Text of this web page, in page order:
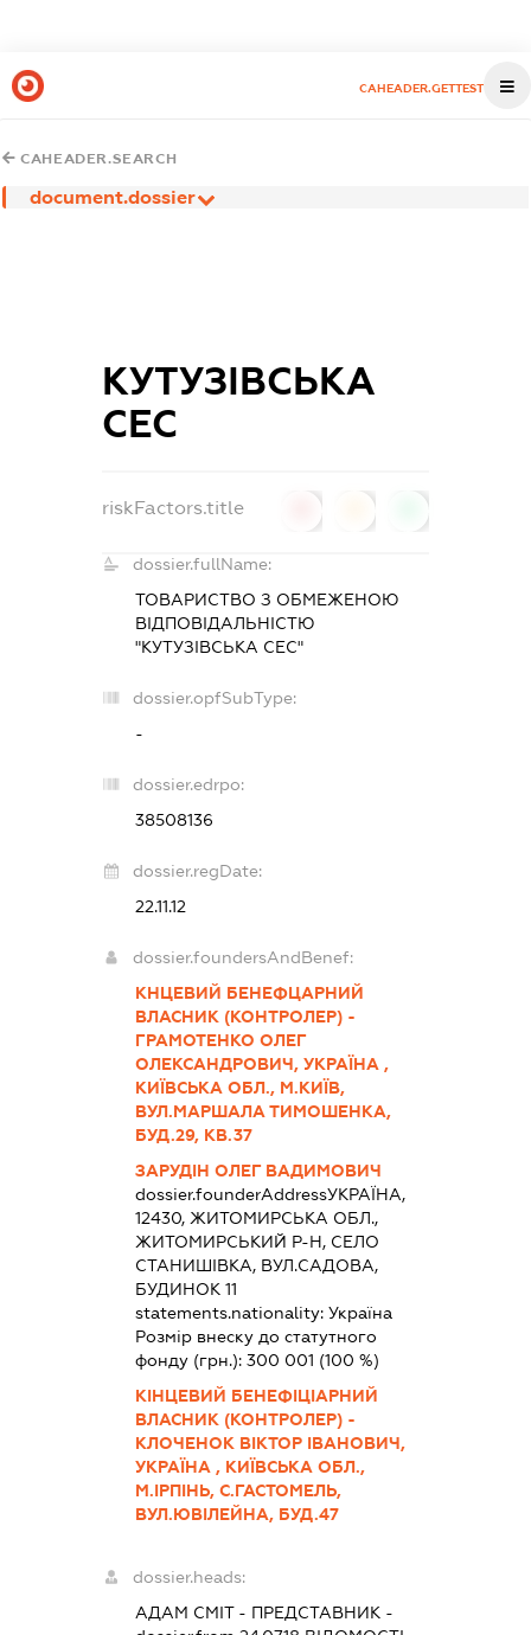
CAHEADER.GETTEST
CAHEADER.SEARCH
document.dossier
КУТУЗІВСЬКА
СЕС
riskFactors.title
dossier.fullName:
ТОВАРИСТВО З ОБМЕЖЕНОЮ
ВІДПОВІДАЛЬНІСТЮ
"КУТУЗІВСЬКА СЕС"
dossier.opfSubType:
-
dossier.edrpo:
38508136
dossier.regDate:
22.11.12
dossier.foundersAndBenef:
КНЦЕВИЙ БЕНЕФЦАРНИЙ
ВЛАСНИК (КОНТРОЛЕР) -
ГРАМОТЕНКО ОЛЕГ
ОЛЕКСАНДРОВИЧ, УКРАЇНА ,
КИЇВСЬКА ОБЛ., М.КИЇВ,
ВУЛ.МАРШАЛА ТИМОШЕНКА,
БУД.29, КВ.37
ЗАРУДІН ОЛЕГ ВАДИМОВИЧ
dossier.founderAddressУКРАЇНА,
12430, ЖИТОМИРСЬКА ОБЛ.,
ЖИТОМИРСЬКИЙ Р-Н, СЕЛО
СТАНИШІВКА, ВУЛ.САДОВА,
БУДИНОК 11
statements.nationality:Україна
Розмір внеску до статутного
фонду (грн.):300 001 (100 %)
КІНЦЕВИЙ БЕНЕФІЦІАРНИЙ
ВЛАСНИК (КОНТРОЛЕР) -
КЛОЧЕНОК ВІКТОР ІВАНОВИЧ,
УКРАЇНА , КИЇВСЬКА ОБЛ.,
М.ІРПІНЬ, С.ГАСТОМЕЛЬ,
ВУЛ.ЮВІЛЕЙНА, БУД.47
dossier.heads:
АДАМ СМІТ- ПРЕДСТАВНИК -